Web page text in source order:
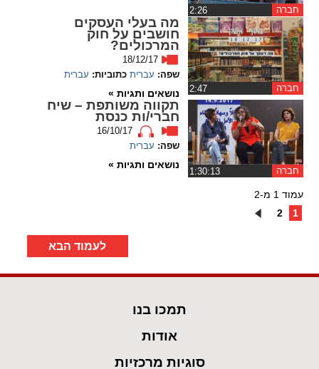
חברה
חברה
מה בעלי העסקים
חושבים על חוק
המרכולים?
18/12/17
שפה: עברית כתוביות: עברית
נושאים ותגיות »
חברה
תקווה משותפת – שיח
חברי/ות כנסת
16/10/17
שפה: עברית
נושאים ותגיות »
עמוד 1 מ-2
1
2
לעמוד הבא
תמכו בנו
אודות
סוגיות מרכזיות